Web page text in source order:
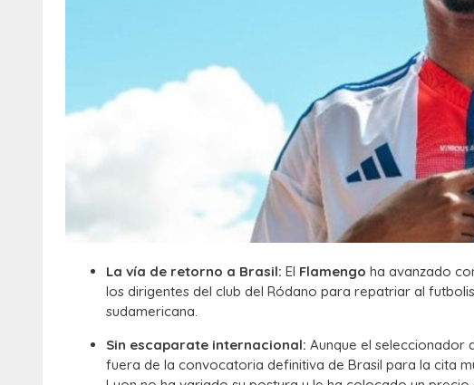
La vía de retorno a Brasil: El Flamengo ha avanzado
los dirigentes del club del Ródano para repatriar al
sudamericana.
Sin escaparate internacional: Aunque el seleccionador
fuera de la convocatoria definitiva de Brasil para la cita